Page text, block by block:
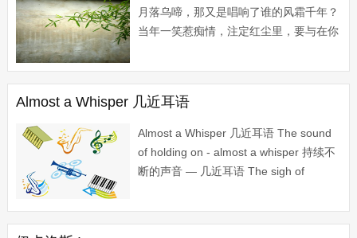
月落乌啼，那又是唱响了谁的风霜千年？
当年一笑惹痴情，注定红尘里，要与在你
得却饮醉在了前世的...
Almost a Whisper 几近耳语
Almost a Whisper 几近耳语 The sound
of holding on - almost a whisper 持续不
断的声音 — 几近耳语 The sigh of
叹息 — 无声的哭泣 The rain upon your
face 你脸上的雨水...